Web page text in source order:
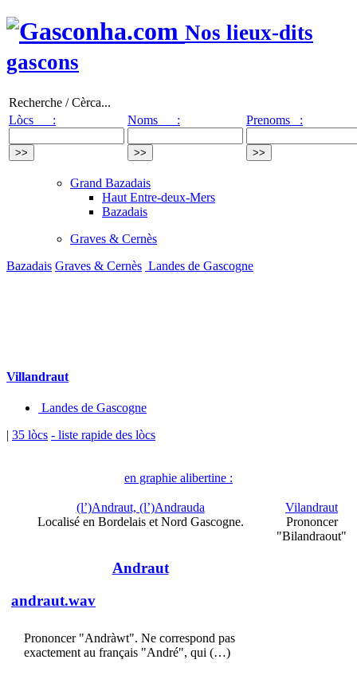
Nos lieux-dits
gascons
Recherche / Cèrca...
Lòcs :
Noms : Prenoms :
Grand Bazadais
Haut Entre-deux-Mers
Bazadais
Graves & Cernès
Bazadais Graves & Cernès Landes de Gascogne
Villandraut
Landes de Gascogne
| 35 lòcs - liste rapide des lòcs
en graphie alibertine :
(l’)Andraut, (l’)Andrauda
Localisé en Bordelais et Nord Gascogne.
Andraut
andraut.wav
Prononcer "Andràwt". Ne correspond pas
exactement au français "André", qui (…)
Vilandraut
Prononcer
"Bilandraout"